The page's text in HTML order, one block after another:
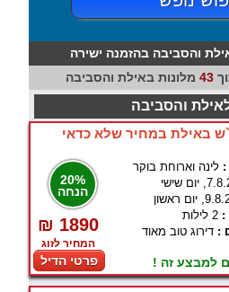
והסביבה בהזמנה ישירה
43 מלונות באילת והסביבה
והסביבה
באילת במחיר שלא כדאי
20%
הנחה
₪ 1890
המחיר לזוג
פרטי הדיל
: לינה וארוחת בוקר
: 2 לילות
: דירוג טוב מאוד